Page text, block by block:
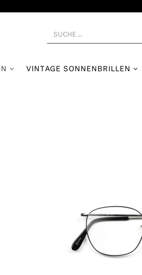
VINTAGE SONNENBRILLEN